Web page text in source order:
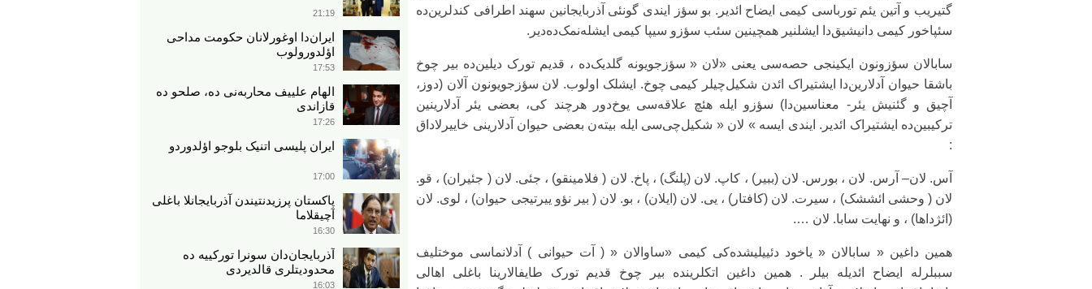
گتیریب و آتین یئم تورباسی کیمی ایضاح ائدیر. بو سؤز ایندی گونئی آذربایجانین سهند اطرافی کندلرین‌ده
سئپاخور کیمی دانیشیق‌دا ایشلنیر همچینین سئب سؤزو سیپا کیمی ایشله‌نمک‌ده‌دیر.
سابالان سؤزونون ایکینجی حصه‌سی یعنی «لان « سؤزجویونه گلدیک‌ده ، قدیم تورک دیلین‌ده بیر چوخ
باشقا حیوان آدلارین‌دا ایشتیراک ائد‌ن شکیل‌چیلر کیمی چوخ. ایشلک اولوب. لان سؤزجویونون آلان (دوز،
آچیق و گئنیش یئر- معناسین‌دا) سؤزو ایله هئچ علاقه‌سی یوخ‌دور هرچند کی، بعضی یئر آدلارینین
ترکیبین‌ده ایشتیراک ائدیر. ایندی ایسه » لان « شکیل‌چی‌سی ایله بیته‌ن بعضی حیوان آدلارینی خاییرلاداق
:
آس. لان– آرس. لان ، بورس. لان (ببیر) ، کاپ. لان (پلنگ) ، پاخ. لان ( فلامینقو) ، جئی. لان ( جئیران) ، قو.
لان ( وحشی ائششک) ، سیرت. لان (کافتار) ، یی. لان (ایلان) ، بو. لان ( بیر نؤو ییرتیجی حیوان) ، لوی. لان
(ائژداها) ، و نهایت سابا. لان ….
همین داغین « سابالان « یاخود دئییلیشده‌کی کیمی «ساوالان « ( آت حیوانی ) آدلانماسی موختلیف
سببلرله ایضاح ائدیله بیلر . همین داغین اتکلرینده بیر چوخ قدیم تورک طایفالارینا باغلی اهالی
21:19
ایران‌دا اوغورلانان حکومت مداحی
اؤلدورولوب
17:53
الهام علییف محاربه‌نی ده، صلحو ده
قازاندی
17:26
ایران پلیسی اتنیک بلوجو اؤلدوردو
17:00
پاکستان پرزیدنتیندن آذربایجانلا باغلی
آچیقلاما
16:30
آذربایجان‌دان سونرا تورکییه ده
محدودیتلری قالدیردی
16:03